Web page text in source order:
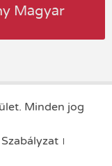
Magyar
Minden jog
Szabályzat